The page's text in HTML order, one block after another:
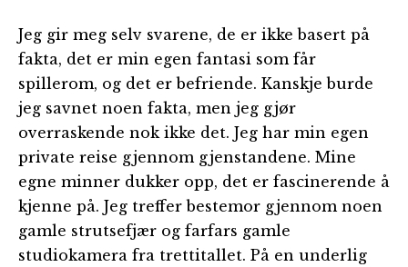
Jeg gir meg selv svarene, de er ikke basert på
fakta, det er min egen fantasi som får
spillerom, og det er befriende. Kanskje burde
jeg savnet noen fakta, men jeg gjør
overraskende nok ikke det. Jeg har min egen
private reise gjennom gjenstandene. Mine
egne minner dukker opp, det er fascinerende å
kjenne på. Jeg treffer bestemor gjennom noen
gamle strutsefjær og farfars gamle
studiokamera fra trettitallet. På en underlig